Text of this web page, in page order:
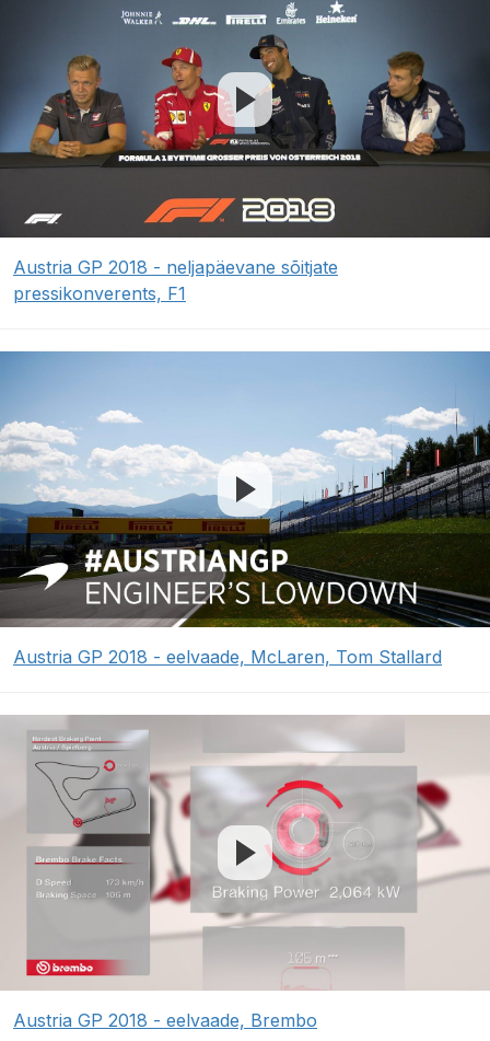
Austria GP 2018 - neljapäevane sõitjate
pressikonverents, F1
Austria GP 2018 - eelvaade, McLaren, Tom Stallard
Austria GP 2018 - eelvaade, Brembo